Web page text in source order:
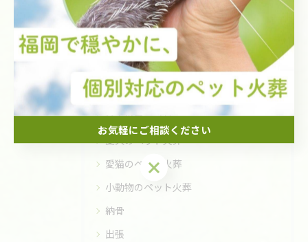
#訪問火葬 #ペット火葬
カテゴリー Categories
全てのカテゴリー
愛犬のペット火葬
愛猫のペット火葬
小動物のペット火葬
納骨
出張
お気軽にご相談ください
お気軽にご相談ください